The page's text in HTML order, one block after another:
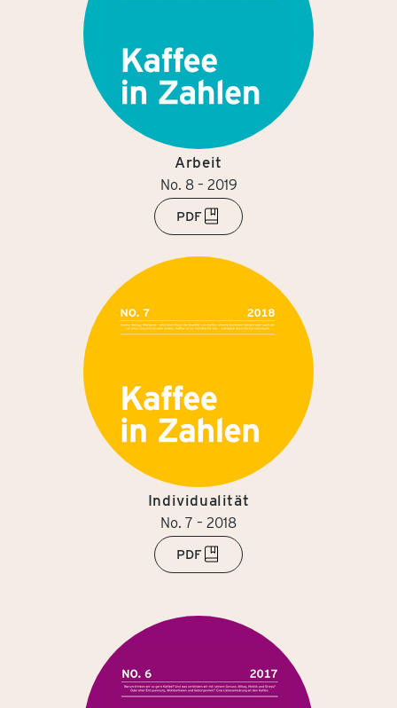
Arbeit
No. 8 – 2019
PDF
Individualität
No. 7 – 2018
PDF